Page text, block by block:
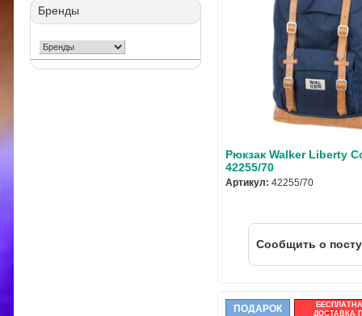
Бренды
Рюкзак Walker Liberty
42255/70
Артикул: 42255/70
Cообщить о
ПОДАРОК
ДОСТАВКА